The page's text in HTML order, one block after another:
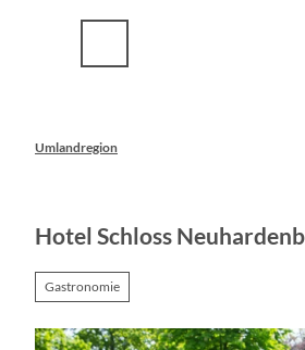
Umlandregion
Hotel Schloss
Gastronomie